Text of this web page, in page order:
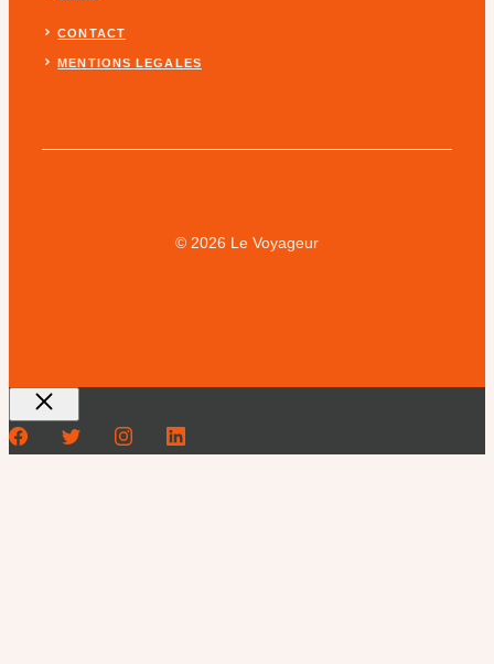
CONTACT
MENTIONS LEGALES
© 2026 Le Voyageur
Fermer